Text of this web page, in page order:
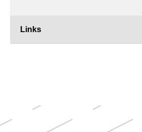
Links
Weitere
Themen